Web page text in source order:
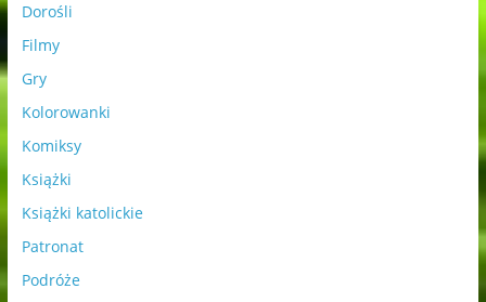
Dorośli
Filmy
Gry
Kolorowanki
Komiksy
Książki
Książki katolickie
Patronat
Podróże